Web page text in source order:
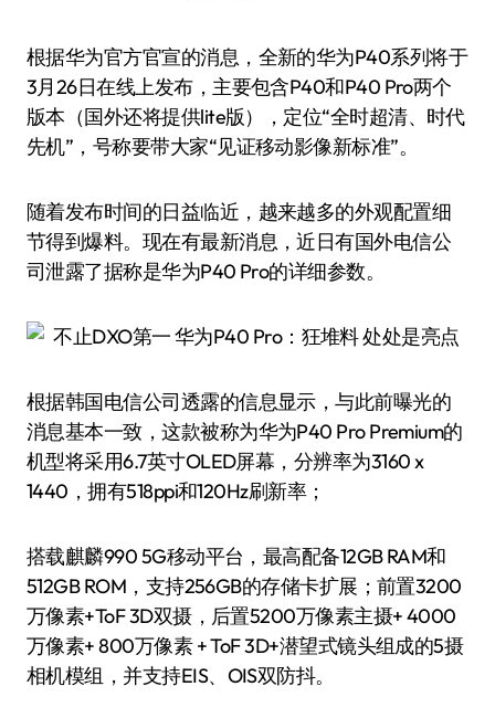
根据华为官方官宣的消息，全新的华为P40系列将于
3月26日在线上发布，主要包含P40和P40 Pro两个
版本（国外还将提供lite版），定位“全时超清、时代
先机”，号称要带大家“见证移动影像新标准”。
随着发布时间的日益临近，越来越多的外观配置细
节得到爆料。现在有最新消息，近日有国外电信公
司泄露了据称是华为P40 Pro的详细参数。
根据韩国电信公司透露的信息显示，与此前曝光的
消息基本一致，这款被称为华为P40 Pro Premium的
机型将采用6.7英寸OLED屏幕，分辨率为3160 x
1440，拥有518ppi和120Hz刷新率；
搭载麒麟990 5G移动平台，最高配备12GB RAM和
512GB ROM，支持256GB的存储卡扩展；前置3200
万像素+ToF 3D双摄，后置5200万像素主摄+ 4000
万像素+ 800万像素 + ToF 3D+潜望式镜头组成的5摄
相机模组，并支持EIS、OIS双防抖。